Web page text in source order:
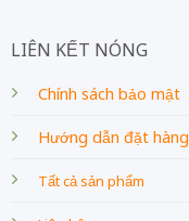
LIÊN KẾT NÓNG
Chính sách bảo mật
Hướng dẫn đặt hàng
Tất cả sản phẩm